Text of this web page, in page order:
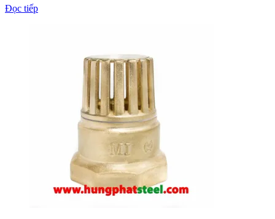
Đọc tiếp